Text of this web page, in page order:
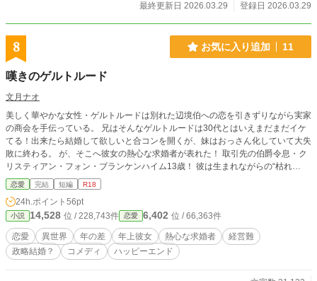
最終更新日 2026.03.29
登録日 2026.03.29
8 お気に入り追加 11
嘆きのゲルトルード
文月ナオ
美しく華やかな女性・ゲルトルードは別れた辺境伯への恋を引きずりながら実家
の商会を手伝っている。 兄はそんなゲルトルードは30代とはいえまだまだイケ
てる！出来たら結婚して欲しいと合コンを開くが、妹はおっさん化していて大失
敗に終わる。 が、そこへ彼女の熱心な求婚者が表れた！ 取引先の伯爵令息・ク
リスティアン・フォン・ブランケンハイム13歳！ 彼は生まれながらの“枯れ
専”“オバ専”だった。 ＿＿＿＿＿＿＿＿＿＿＿＿＿＿＿＿＿＿＿＿＿＿＿＿＿＿
前作「奥様の初恋」を読まれていなくてもこの作品だけで楽しめるように書いた
つもりですが、非力なところはお見逃しを！
恋愛 完結 短編 R18
24h.ポイント 56pt
小説 14,528 位 / 228,743件 恋愛 6,402 位 / 66,363件
恋愛 異世界 年の差 年上彼女 熱心な求婚者
経営難
政略結婚？
コメディ ハッピーエンド